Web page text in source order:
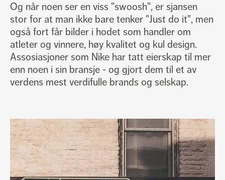
Og når noen ser en viss "swoosh", er sjansen
stor for at man ikke bare tenker "Just do it", men
også fort får bilder i hodet som handler om
atleter og vinnere, høy kvalitet og kul design.
Assosiasjoner som Nike har tatt eierskap til mer
enn noen i sin bransje - og gjort dem til et av
verdens mest verdifulle brands og selskap.